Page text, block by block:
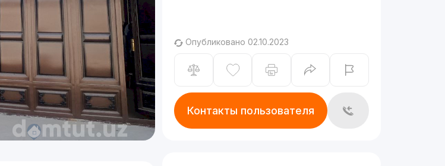
Опубликовано 02.10.2023
Контакты пользователя